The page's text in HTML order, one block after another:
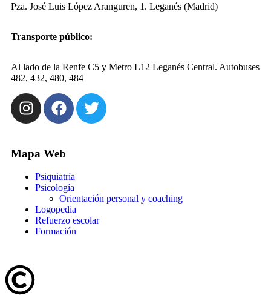
Pza. José Luis López Aranguren, 1. Leganés (Madrid)
Transporte público:
Al lado de la Renfe C5 y Metro L12 Leganés Central. Autobuses
482, 432, 480, 484
Mapa Web
Psiquiatría
Psicología
Orientación personal y coaching
Logopedia
Refuerzo escolar
Formación